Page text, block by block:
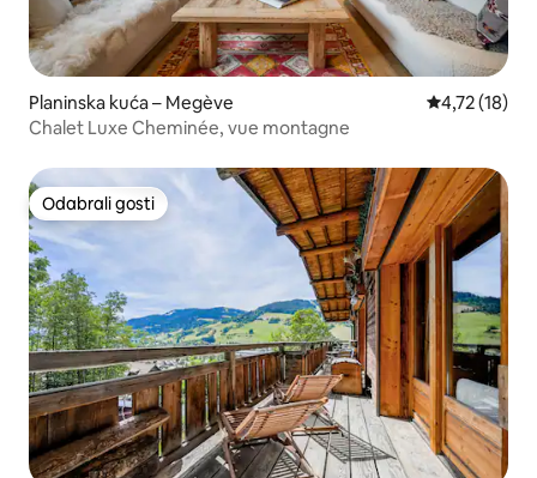
Planinska kuća – Megève Prosječna
4,72 (18)
Chalet Luxe Cheminée, vue montagne
Odabrali gosti
Odabrali gosti